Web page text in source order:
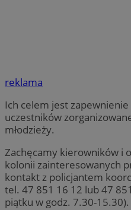
reklama
Ich celem jest
uczestników
młodzieży.
Zachęcamy kierowników i
kolonii zainteresowanych
kontakt z policjantem
tel. 47 851 16 12 lub 47
piątku w godz. 7.30-15.30).